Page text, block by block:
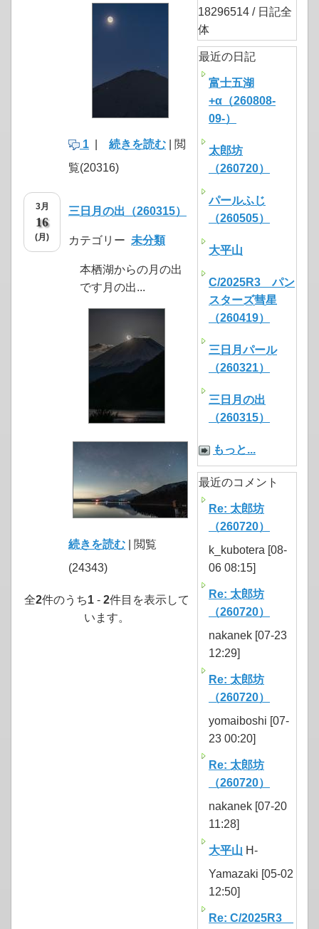
1 続きを読む | 閲
覧(20316)
3月
16
(月)
三日月の出（260315）
カテゴリー 未分類
本栖湖からの月の出
です月の出...
続きを読む | 閲覧
(24343)
全2件のうち1 - 2件目を表示して
います。
18296514 / 日記全
体
最近の日記
富士五湖
+α（260808-
09-）
太郎坊
（260720）
パールふじ
（260505）
大平山
C/2025R3 パン
スターズ彗星
（260419）
三日月パール
（260321）
三日月の出
（260315）
もっと...
最近のコメント
Re: 太郎坊
（260720）
k_kubotera [08-
06 08:15]
Re: 太郎坊
（260720）
nakanek [07-23
12:29]
Re: 太郎坊
（260720）
yomaiboshi [07-
23 00:20]
Re: 太郎坊
（260720）
nakanek [07-20
11:28]
大平山 H-
Yamazaki [05-02
12:50]
Re: C/2025R3